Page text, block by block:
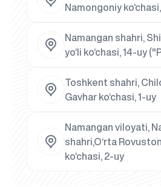
Namongoniy
Namangan shahri,
yo‘li ko‘chasi, 14-uy
Toshkent shahri,
Gavhar ko‘chasi, 1-uy
Namangan viloyati,
shahri,O‘rta
ko‘chasi, 2-uy